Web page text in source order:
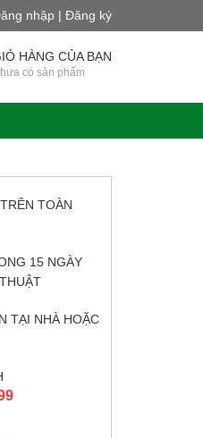
nhập | Đăng ký
HÀNG CỦA BẠN
có sản phẩm
TOÀN
15 NGÀY
TẠI NHÀ HOẶC